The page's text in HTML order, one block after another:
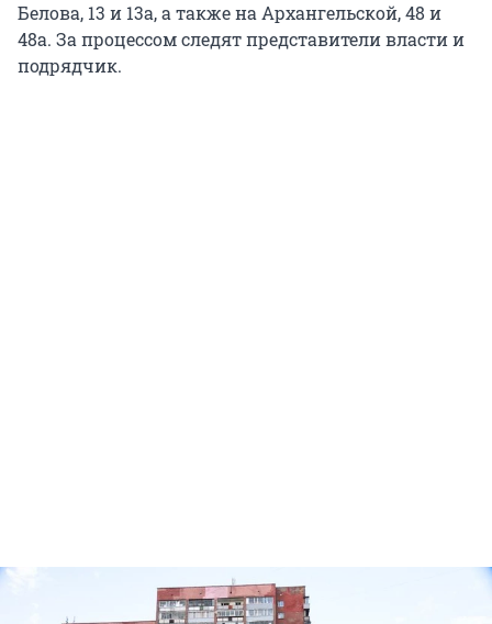
Белова, 13 и 13а, а также на Архангельской, 48 и
48а. За процессом следят представители власти и
подрядчик.